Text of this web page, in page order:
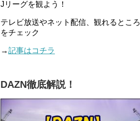
Jリーグを観よう！
テレビ放送やネット配信、観れるところ
をチェック
→記事はコチラ
DAZN徹底解説！